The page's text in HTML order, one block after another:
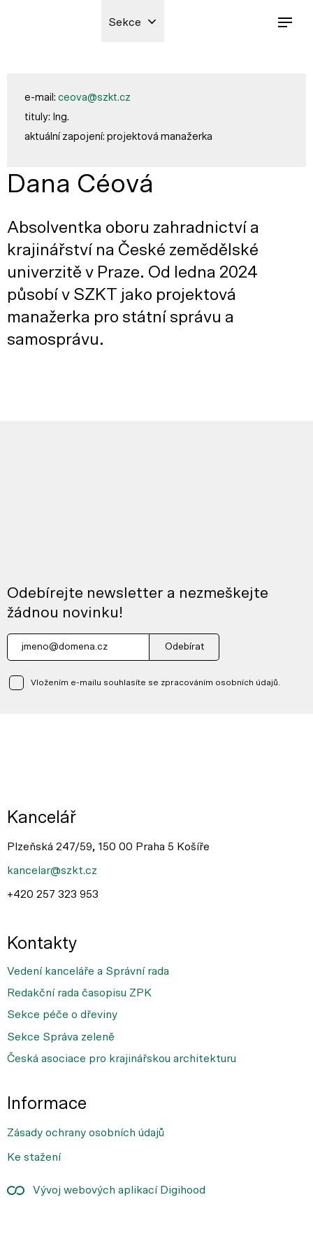
Sekce
Dana Céová
Absolventka oboru zahradnictví a
krajinářství na České zemědělské
univerzitě v Praze. Od ledna 2024
působí v SZKT jako projektová
manažerka pro státní správu a
samosprávu.
e-mail: ceova@szkt.cz
tituly: Ing.
aktuální zapojení: projektová manažerka
Odebírejte newsletter a nezmeškejte
žádnou novinku!
Odebírat
Vložením e-mailu souhlasíte se zpracováním osobních údajů.
Kancelář
Plzeňská 247/59, 150 00 Praha 5 Košíře
kancelar@szkt.cz
+420 257 323 953
Informace
Zásady ochrany osobních údajů
Ke stažení
Vývoj webových aplikací Digihood
Kontakty
Vedení kanceláře a Správní rada
Redakční rada časopisu ZPK
Sekce péče o dřeviny
Sekce Správa zeleně
Česká asociace pro krajinářskou architekturu